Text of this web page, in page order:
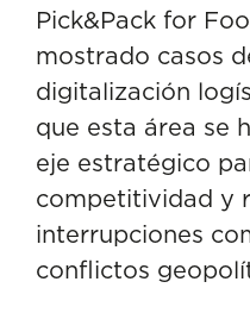
Pick&Pack for
mostrado casos
digitalización
que esta área se
eje estratégico
competitividad y
interrupciones
conflictos